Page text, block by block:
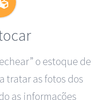
o estoque de
tratar as fotos dos
as informações